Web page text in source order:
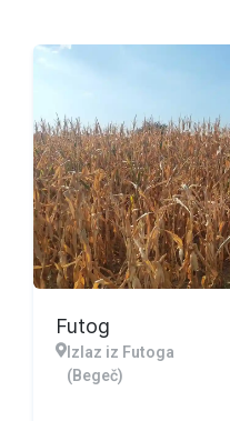
Futog
Izlaz iz Futoga
(Begeč)